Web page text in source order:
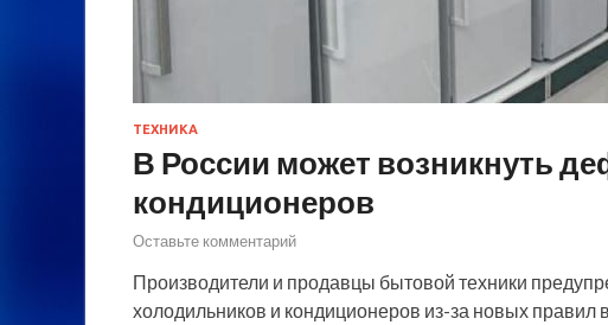
ТЕХНИКА
В России может возникнуть
кондиционеров
Оставьте комментарий
Производители и продавцы бытовой техники
холодильников и кондиционеров из-за новых